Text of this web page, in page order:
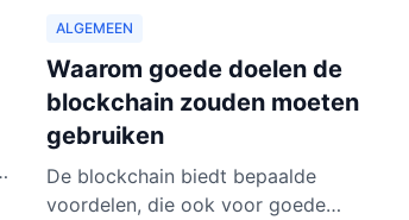
ALGEMEEN
Waarom goede doelen de
blockchain zouden moeten
gebruiken
De blockchain biedt bepaalde
voordelen, die ook voor goede